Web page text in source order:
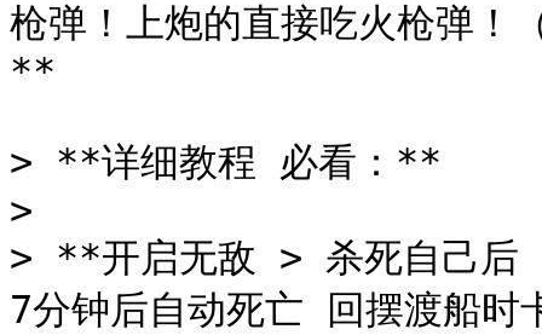
枪弹！上炮的直接吃火枪弹！
**
> **详细教程 必看：**
>
> **开启无敌 > 杀死自己后
7分钟后自动死亡 回摆渡船